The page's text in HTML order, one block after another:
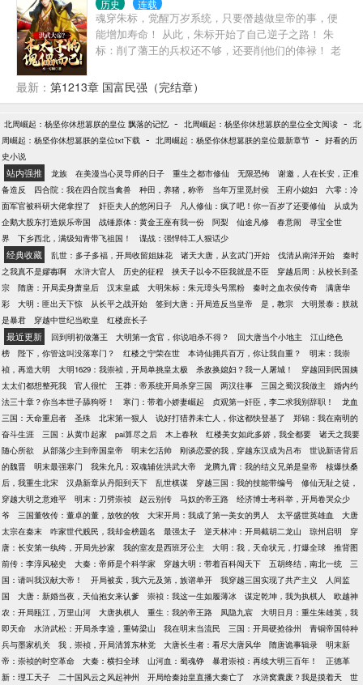
羽：“江东鼠辈，奸诈曹瞒，休想从关某手中夺回荆
州！” 刘芒：“只有歼灭敌人的有生力量才能打破围剿
和发展根据地——。” 现在你们总可以让我去死了吧？
刘备、诸葛亮：“兴汉室者，非汝不可！”
历史 连载
魂穿朱标，觉醒万岁系统，只要僭越做皇帝的事，便
能增加寿命！ 从此，朱标开始了自己逆子之路！ 朱
标：削了藩王的兵权还不够，还要削他们的俸禄！ 老
两个妃子，这可不行，我看徐叔叔家的两个还不错。
老朱：你这让咱咋开口？妙锦才十三啊！ 老朱：空印
来了？ …… 在朱标一系列的“昏君”操作下，朱元璋却
惊讶的发现。 自己一手缔造的大明，国运蒸蒸日上！
最新： 第1213章 国富民强（完结章）
北周崛起：杨坚你休想篡朕的皇位 飘落的记忆 - 北周崛起：杨坚你休想篡朕的皇位全文阅读 - 北
周崛起：杨坚你休想篡朕的皇位txt下载 - 北周崛起：杨坚你休想篡朕的皇位最新章节 - 好看的历
史小说
站内强推 龙族 在美漫当心灵导师的日子 重生之都市修仙 无限恐怖
谢邀，人在长安，正准
备造反
四合院：我在四合院当禽兽 种田，养猪，称帝 当年万里觅封侯 王府小媳妇
六零：冷
面军官被科研大佬拿捏了
奸臣夫人的悠闲日子 凡人修仙：疯了吧！你一百岁了还要修仙
从成为
企鹅大股东打造娱乐帝国
战锤原体：黄金王座有我一份 阿梨 仙途凡修 春意闹
寻宝全世
界
下乡西北，满级知青带飞祖国！ 谍战：强悍特工人狠话少
经典收藏 乱世：多子多福，开局收留姐妹花 诸天大唐，从玄武门开始 伐清从南洋开始
秦时
之我真不是嫪毐啊
水浒大官人 历史的征程 挟天子以令不臣我就是不臣
穿越后周：从校长到圣
宗
隋唐：开局卖身萧皇后 汉末皇戚 大明朱标：朱元璋头号黑粉 秦时之血衣侯传奇
满唐华
彩
大明：匪出天下惊 从长平之战开始 签到大唐：开局造反当皇帝 是，教宗
大明景泰：朕就
是暴君
穿越中世纪当欧皇 红楼庶长子
最近更新 回到明初做藩王 大明第一贪官，你说咱杀不得？ 回大唐当个小地主
江山绝色
榜
陛下，你管这叫没落寒门？ 红楼之宁荣在世 本诗仙拥兵百万，你让我自重？
明末：我崇
祯，再造大明
大明1629：我崇祯，开局单挑皇太极 杀敌换媳妇？我一人屠城！
穿越回到民国姨
太太们都想整死我
官人很忙 王莽：帝系统开局杀穿三国 两汉往事 三国之蜀汉我做主
婚内约
法三十章？你当本世子舔狗呀！
寒门：带着小娇妻崛起 贞观第一奸臣，李二求我别辞职！
龙血
三国：天命重启者
圣殊 北宋第一狠人 说好打猎养未亡人，你这都快登基了
郑锦：我在南明的
奋斗生涯
三国：从黄巾起家 pai算尽之后 木上春秋 红楼美女如此多娇，我全都要
诸天之我要
随心所欲
从部落少主到帝国皇帝 明末乞活帅 刚谈恋爱的我，穿越东汉成为吕布
世说新语背后
的魏晋
明末最强寒门 我朱允凡：双魂辅佐洪武大帝 龙腾九霄：我的结义兄弟是皇帝
核爆扶桑
后，我重生北宋
汉鼎新章从丹阳到天下 乱世棋谋 穿越三国：我的技能带编号
修仙无耻之徒，
穿越大明之意难平
明末：刀劈崇祯 赵云别传 马奴的帝王路
经济博士考科举，开局卷哭众少
爷
三国董牧传：董卓的董，放牧的牧 大宋开局：我成了第一美女的男人 太平盛世英雄血
大唐
太宗在秦末
咋家世代贱民，我却金榜题名 最强太子 逆天林冲：开局截胡二龙山 琼州启明
穿
唐：长安第一纨绔，开局先抄家
我的室友是西班牙公主 大明：我，天命状元，打爆全球
推背图
前传：李淳风秘史
大秦：帝师是个科学家 穿越大明：带着百科闯天下 五胡终结，南北一统
三
国：请叫我汉献大帝！
开局被卖，我六元及第，族谱单开 我穿越三国实现了共产主义
人间监
国
大唐：新婚当夜，天仙抱女来认爹 崇祯：我这一生如履薄冰 谋定乾坤，我为执棋人
欧越神
农：开局瓯江，万里山河
大唐执棋人 重生：我的帝王路 凤隐九宸
大明日月：重生朱雄英，我
即天命
水浒武松：开局杀李逵，重铸梁山 我在明末当流民 三国：开局硬抢徐州
青铜帝国特种
兵与墨家机关
我，崇祯，开局清算东林党 大唐长生者：看尽大唐风华 隋唐诡事辑录
明末新
帝：崇祯的时空革命
大秦：横扫全球 山河血：蜀魂铮 暴君崇祯：再续大明三百年！
正德革
新：理工天子
二十国风云之风起神州 开局给秦始皇直播大秦亡了 水浒窝囊废？我是摸着天 世